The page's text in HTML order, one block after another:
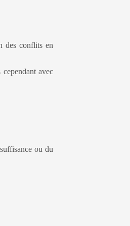
des conflits en
avec
ou du